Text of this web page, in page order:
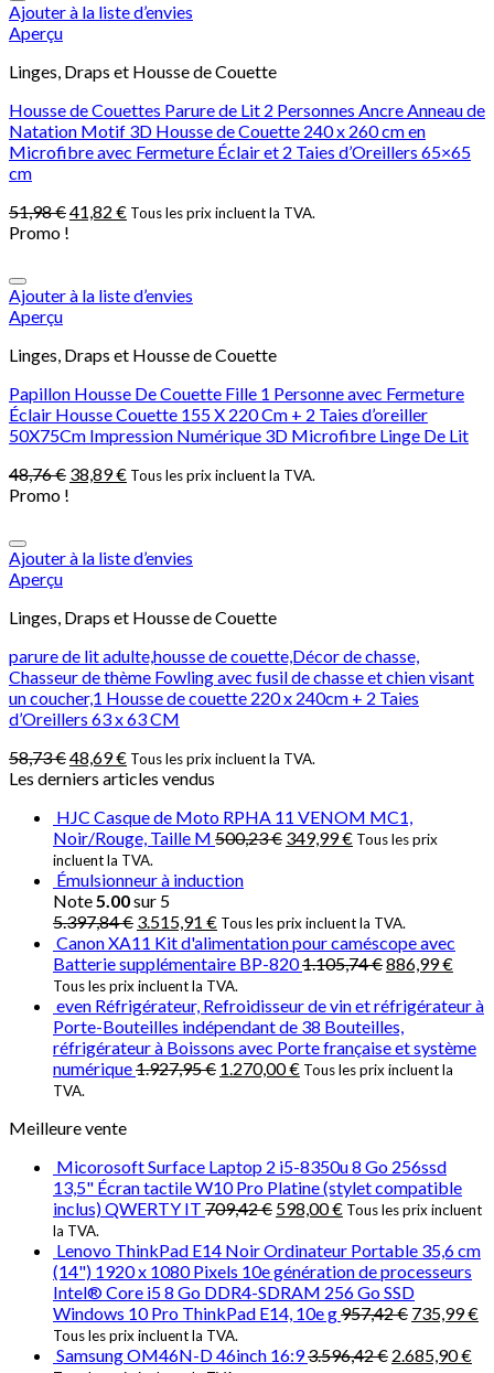
Ajouter à la liste d’envies
Aperçu
Linges, Draps et Housse de Couette
Housse de Couettes Parure de Lit 2 Personnes Ancre Anneau de
Natation Motif 3D Housse de Couette 240 x 260 cm en
Microfibre avec Fermeture Éclair et 2 Taies d’Oreillers 65×65
cm
51,98€41,82 € Tous les prix incluent la TVA.
Promo !
Ajouter à la liste d’envies
Aperçu
Linges, Draps et Housse de Couette
Papillon Housse De Couette Fille 1 Personne avec Fermeture
Éclair Housse Couette 155 X 220 Cm + 2 Taies d’oreiller
50X75Cm Impression Numérique 3D Microfibre Linge De Lit
48,76€ 38,89€ Tous les prix incluent la TVA.
Promo !
Ajouter à la liste d’envies
Aperçu
Linges, Draps et Housse de Couette
parure de lit adulte,housse de couette,Décor de chasse,
Chasseur de thème Fowling avec fusil de chasse et chien visant
un coucher,1 Housse de couette 220 x 240cm + 2 Taies
d’Oreillers 63 x 63 CM
58,73€48,69€ Tous les prix incluent la TVA.
Les derniers articles vendus
HJC Casque de Moto RPHA 11 VENOM MC1,
Noir/Rouge, Taille M 500,23€ 349,99€ Tous les prix
incluent la TVA.
Émulsionneur à induction
Note5.00sur 5
5.397,84€ 3.515,91 € Tous les prix incluent la TVA.
Canon XA11 Kit d'alimentation pour caméscope avec
Batterie supplémentaire BP-8201.105,74€886,99€
Tous les prix incluent la TVA.
even Réfrigérateur, Refroidisseur de vin et réfrigérateur à
Porte-Bouteilles indépendant de 38 Bouteilles,
réfrigérateur à Boissons avec Porte française et système
numérique1.927,95€ 1.270,00€ Tous les prix incluent la
TVA.
Meilleure vente
Micorosoft Surface Laptop 2 i5-8350u 8 Go 256ssd
13,5" Écran tactile W10 Pro Platine (stylet compatible
inclus) QWERTY IT 709,42€ 598,00€ Tous les prix incluent
la TVA.
Lenovo ThinkPad E14 Noir Ordinateur Portable 35,6 cm
(14") 1920 x 1080 Pixels 10e génération de processeurs
Intel® Core i5 8 Go DDR4-SDRAM 256 Go SSD
Windows 10 Pro ThinkPad E14, 10e g957,42€ 735,99€
Tous les prix incluent la TVA.
Samsung OM46N-D 46inch 16:93.596,42€ 2.685,90€